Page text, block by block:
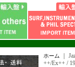
ホーム ｜
++/Ex++ /